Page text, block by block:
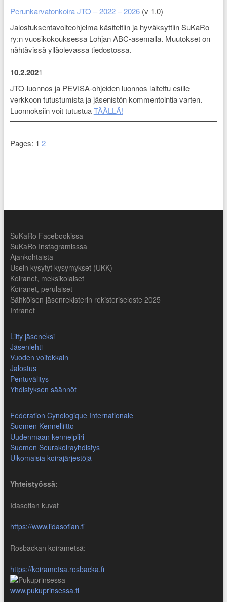
Perunkarvatonkoira JTO – 2022 – 2026(v 1.0)
Jalostuksentavoiteohjelma käsiteltiin ja hyväksyttiin SuKaRo
ry:n vuosikokouksessa Lohjan ABC-asemalla. Muutokset on
nähtävissä ylläolevassa tiedostossa.
10.2.2021
JTO-luonnos ja PEVISA-ohjeiden luonnos laitettu esille
verkkoon tutustumista ja jäsenistön kommentointia varten.
Luonnoksiin voit tutustuaTÄÄLLÄ!
Pages: 1 2
SuKaRo Facebookissa
SuKaRo Instagramisssa
Ajankohtaista
Usein kysytyt kysymykset (UKK)
Koiranet, meksikolaiset
Koiranet, perulaiset
Sähköisen jäsenrekisterin rekisteriseloste 2025
Intranet
Liity jäseneksi
Jäsenlehti
Vuoden voitokkain
Jalostus
Pentuvälitys
Yhdistyksen säännöt
Federation Cynologique Internationale
Suomen Kennelliitto
Uudenmaan kennelpiiri
Suomen Seurakoirayhdistys
Ulkomaisia koirajärjestöjä
Yhteistyössä:
Idasofian kuvat
https://www.iidasofian.fi
Rosbackan koirametsä:
https://koirametsa.rosbacka.fi
www.pukuprinsessa.fi